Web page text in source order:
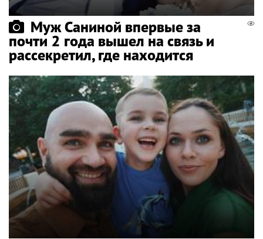
Муж Саниной впервые за
почти 2 года вышел на связь и
рассекретил, где находится